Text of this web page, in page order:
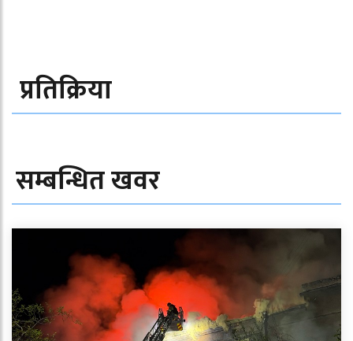
प्रतिक्रिया
सम्बन्धित खवर